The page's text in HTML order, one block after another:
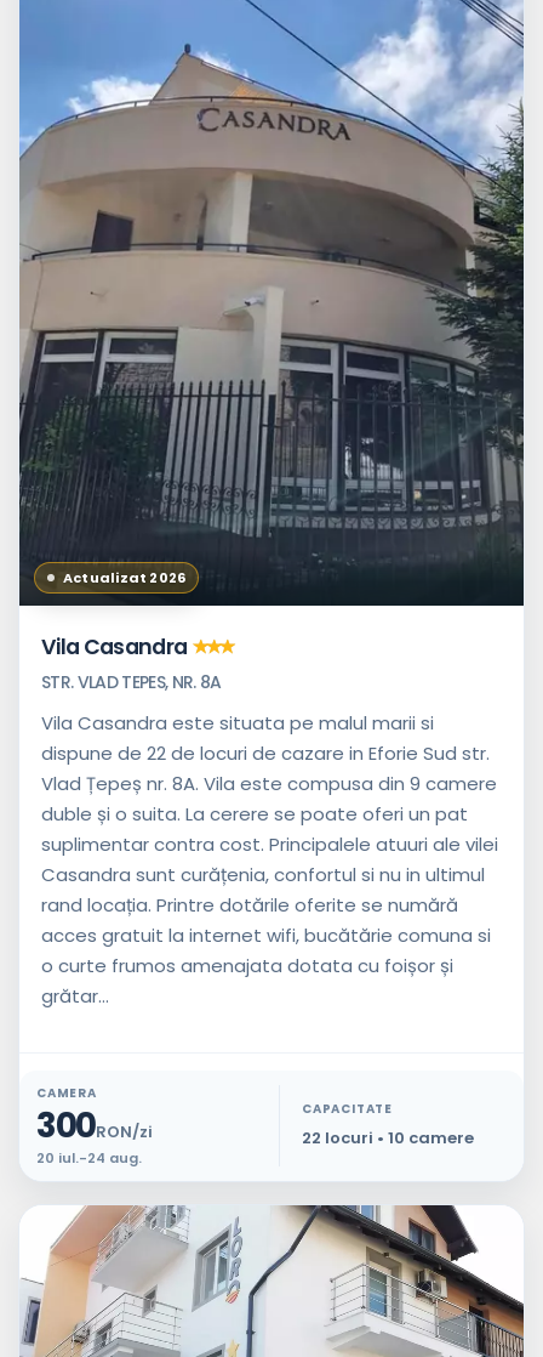
Actualizat 2026
Vila Casandra
STR. VLAD TEPES, NR. 8A
Vila Casandra este situata pe malul marii si
dispune de 22 de locuri de cazare in Eforie Sud str.
Vlad Țepeș nr. 8A. Vila este compusa din 9 camere
duble și o suita. La cerere se poate oferi un pat
suplimentar contra cost. Principalele atuuri ale vilei
Casandra sunt curățenia, confortul si nu in ultimul
rand locația. Printre dotările oferite se numără
acces gratuit la internet wifi, bucătărie comuna si
o curte frumos amenajata dotata cu foișor și
grătar...
CAMERA
300RON/zi
20 iul.-24 aug.
CAPACITATE
22 locuri • 10 camere